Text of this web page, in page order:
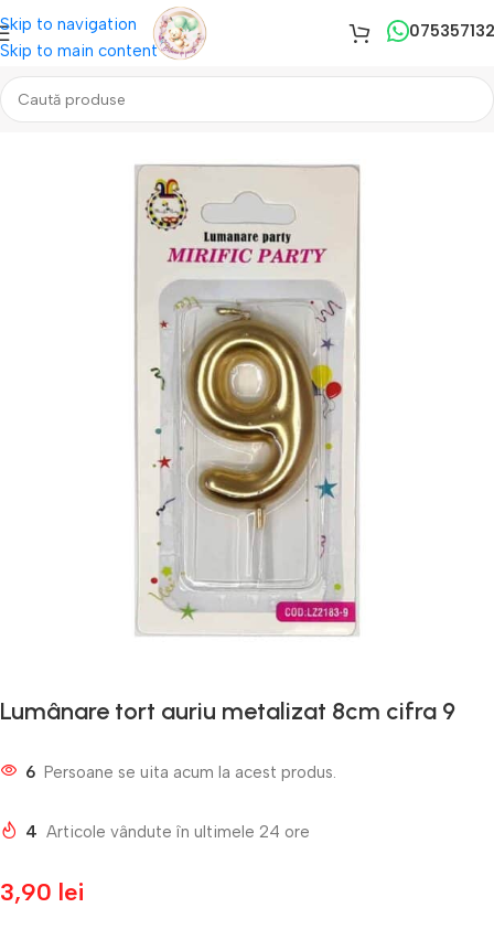
Skip to navigation
Skip to main content
Prima pagină/Lumanari Tort/Lumanari Mijlocii
Lumânare tort auriu metalizat 8cm cifra 9
6 Persoane se uita acum la acest produs.
4 Articole vândute în ultimele 24 ore
3,90 lei